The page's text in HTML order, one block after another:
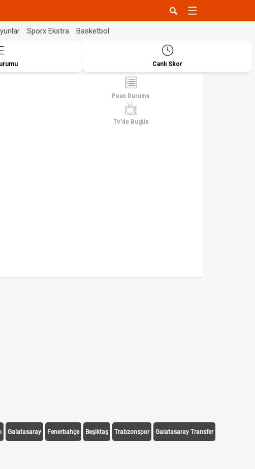
Sporx Ekstra Basketbol
Canlı Skor
Puan Durumu
Tv'de Bugün
Galatasaray Fenerbahçe Beşiktaş Trabzonspor Galatasaray Transfer